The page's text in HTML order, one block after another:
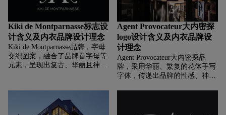
统束缚，探索时尚新边界。
Kiki de Montparnasse标志设
计含义及内衣品牌设计理念
Kiki de Montparnasse品牌，‌‌‌字母
交织图案，融合了品牌首字母等
元素，呈现出复古、华丽且神秘
帕纳斯的艺术氛围与浪漫情色文
化 ，传递出品牌的艺术底蕴、性
感张力与高端定位，仿佛用符号
Agent Provocateur大内密探
logo设计含义及内衣品牌设
计理念
Agent Provocateur大内密探品
牌，‌‌‌采用华丽、繁复的花体手写
字体，传递出品牌的性感、神
对女性魅力的极致挖掘与浪漫诠